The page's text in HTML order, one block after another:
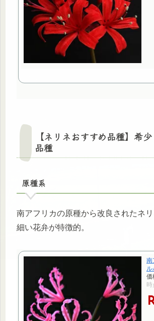
【ネリネおすすめ品種】希
品種
原種系
南アフリカの原種から改良されたネリ
細い花弁が特徴的。
南
価
時